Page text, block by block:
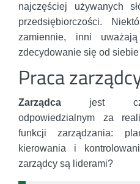
najczęściej używanych
przedsiębiorczości.
zamiennie, inni
zdecydowanie się od
Praca
Zarządca jest
odpowiedzialnym za
funkcji zarządzania:
kierowania i
zarządcy są liderami?